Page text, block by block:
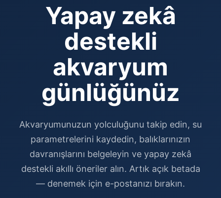
Yapay zekâ
destekli
akvaryum
günlüğünüz
Akvaryumunuzun yolculuğunu takip edin, su
parametrelerini kaydedin, balıklarınızın
davranışlarını belgeleyin ve yapay zekâ
destekli akıllı öneriler alın. Artık açık betada
— denemek için e-postanızı bırakın.